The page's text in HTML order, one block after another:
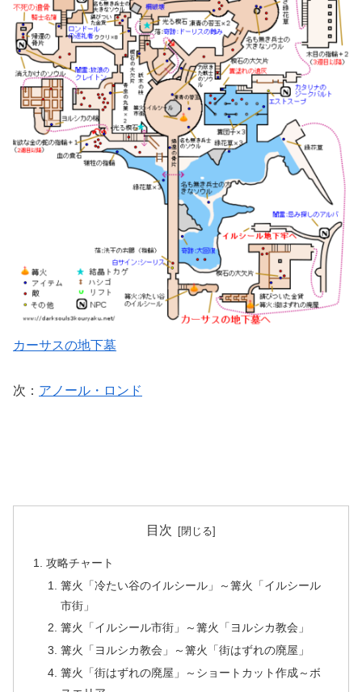
カーサスの地下墓
次： アノール・ロンド
目次
攻略チャート
篝火「冷たい谷のイルシール」～篝火「イルシール
市街」
篝火「イルシール市街」～篝火「ヨルシカ教会」
篝火「ヨルシカ教会」～篝火「街はずれの廃屋」
篝火「街はずれの廃屋」～ショートカット作成～ボ